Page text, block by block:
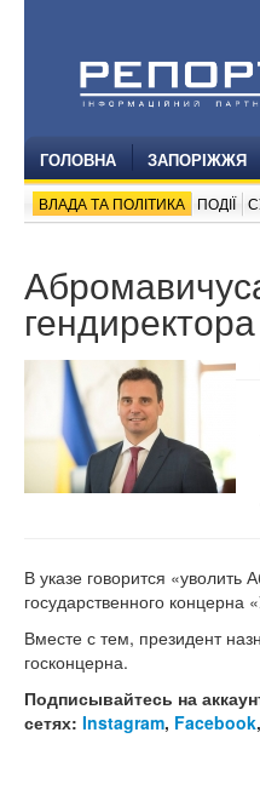
ГОЛОВНА ЗАПОРІЖЖЯ
ВЛАДА ТА ПОЛІТИКА ПОДІЇ
В указе говорится «уволить
государственного концерна
Вместе с тем, президент
госконцерна.
Подписывайтесь на
сетях: Instagram, Facebook,